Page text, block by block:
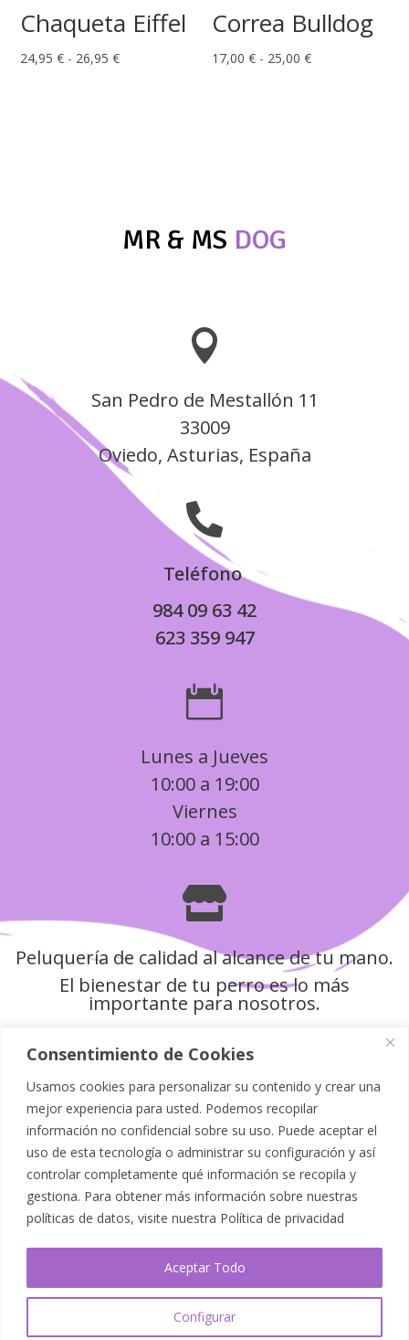
Consentimiento de Cookies
Usamos cookies para personalizar su contenido y crear una
mejor experiencia para usted. Podemos recopilar
información no confidencial sobre su uso. Puede aceptar el
uso de esta tecnología o administrar su configuración y así
controlar completamente qué información se recopila y
gestiona. Para obtener más información sobre nuestras
políticas de datos, visite nuestra Política de privacidad
Configurar
Aceptar Todo
Chaqueta Eiffel
24,95€ - 26,95€Rango
Correa Bulldog
17,00€ - 25,00€Rango
MR & MS DOG

San Pedro de Mestallón 11
33009
Oviedo, Asturias, España

Teléfono
984 09 63 42
623 359 947

Lunes a Jueves
10:00 a 19:00
Viernes
10:00 a 15:00

Peluquería de calidad al alcance de tu mano.
El bienestar de tu perro es lo más
importante para nosotros.
Política de Privacidad
Aviso Legal
Política de Cookies
Accesibilidad